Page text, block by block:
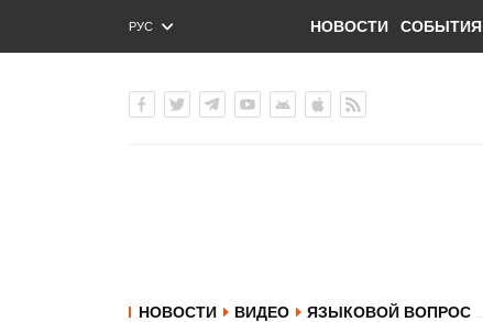
РУС
ENG
НОВОСТИ СОБЫТИЯ
НОВОСТИ ВИДЕО ЯЗЫКОВОЙ ВОПРОС